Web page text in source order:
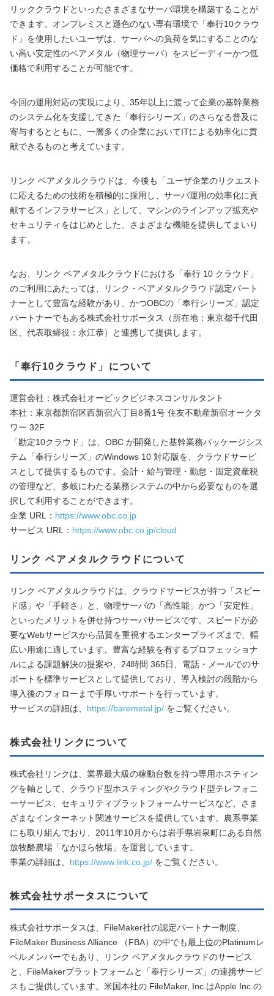
リッククラウドといったさまざまなサーバ環境を構築することが
できます。オンプレミスと遜色のない専有環境で「奉行10クラウ
ド」を使用したいユーザは、サーバへの負荷を気にすることのな
い高い安定性のベアメタル（物理サーバ）をスピーディーかつ低
価格で利用することが可能です。
今回の運用対応の実現により、35年以上に渡って企業の基幹業務
のシステム化を支援してきた「奉行シリーズ」のさらなる普及に
寄与するとともに、一層多くの企業においてITによる効率化に貢
献できるものと考えています。
リンク ベアメタルクラウドは、今後も「ユーザ企業のリクエスト
に応えるための技術を積極的に採用し、サーバ運用の効率化に貢
献するインフラサービス」として、マシンのラインアップ拡充や
セキュリティをはじめとした、さまざまな機能を提供してまいり
ます。
なお、リンク ベアメタルクラウドにおける「奉行 10 クラウド」
のご利用にあたっては、リンク・ベアメタルクラウド認定パート
ナーとして豊富な経験があり、かつOBCの「奉行シリーズ」認定
パートナーでもある株式会社サポータス（所在地：東京都千代田
区、代表取締役：永江恭）と連携して提供します。
「奉行10クラウド」について
運営会社：株式会社オービックビジネスコンサルタント
本社：東京都新宿区西新宿六丁目8番1号 住友不動産新宿オークタ
ワー 32F
「勘定10クラウド」は、OBC が開発した基幹業務パッケージシス
テム「奉行シリーズ」のWindows 10 対応版を、クラウドサービ
スとして提供するものです。会計・給与管理・勤怠・固定資産税
の管理など、多岐にわたる業務システムの中から必要なものを選
択して利用することができます。
企業 URL： https://www.obc.co.jp
サービス URL： https://www.obc.co.jp/cloud
リンク ベアメタルクラウドについて
リンク ベアメタルクラウドは、クラウドサービスが持つ「スピー
ド感」や「手軽さ」と、物理サーバの「高性能」かつ「安定性」
といったメリットを併せ持つサーバサービスです。スピードが必
要なWebサービスから品質を重視するエンタープライズまで、幅
広い用途に適しています。豊富な経験を有するプロフェッショナ
ルによる課題解決の提案や、24時間 365日、電話・メールでのサ
ポートを標準サービスとして提供しており、導入検討の段階から
導入後のフォローまで手厚いサポートを行っています。
サービスの詳細は、 https://baremetal.jp/ をご覧ください。
株式会社リンクについて
株式会社リンクは、業界最大級の稼動台数を持つ専用ホスティン
グを軸として、クラウド型ホスティングやクラウド型テレフォニ
ーサービス、セキュリティプラットフォームサービスなど、さま
ざまなインターネット関連サービスを提供しています。農系事業
にも取り組んでおり、2011年10月からは岩手県岩泉町にある自然
放牧酪農場「なかほら牧場」を運営しています。
事業の詳細は、 https://www.link.co.jp/ をご覧ください。
株式会社サポータスについて
株式会社サポータスは、FileMaker社の認定パートナー制度、
FileMaker Business Alliance （FBA）の中でも最上位のPlatinumレ
ベルメンバーでもあり、リンク ベアメタルクラウドのサービス
と、FileMakerプラットフォームと「奉行シリーズ」の連携サービ
スもご提供しています。米国本社の FileMaker, Inc.はApple Inc.の